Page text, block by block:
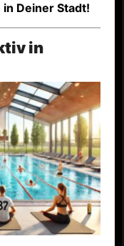
Deiner Stadt!
in